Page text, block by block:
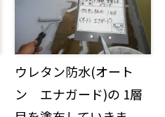
ウレタン防水(オート
ン エナガード)の 1層